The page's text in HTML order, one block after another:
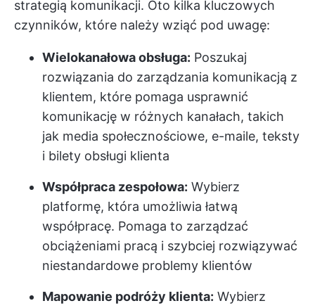
strategią komunikacji. Oto kilka kluczowych
czynników, które należy wziąć pod uwagę:
Wielokanałowa obsługa: Poszukaj
rozwiązania do zarządzania komunikacją z
klientem, które pomaga usprawnić
komunikację w różnych kanałach, takich
jak media społecznościowe, e-maile, teksty
i bilety obsługi klienta
Współpraca zespołowa: Wybierz
platformę, która umożliwia łatwą
współpracę. Pomaga to zarządzać
obciążeniami pracą i szybciej rozwiązywać
niestandardowe problemy klientów
Mapowanie podróży klienta: Wybierz